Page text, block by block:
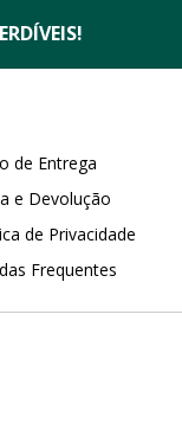
de Entrega
e Devolução
de Privacidade
Frequentes